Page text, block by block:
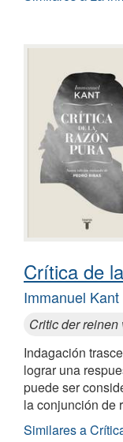
Crítica de
Immanuel Kant
Critic der reinen
Indagación
lograr una
puede ser
la conjunción de
Similares a